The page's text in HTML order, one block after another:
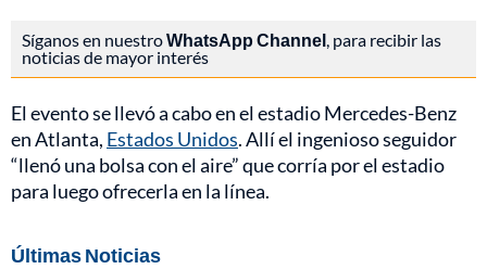
Síganos en nuestroWhatsApp Channel, para recibir las
noticias de mayor interés
El evento se llevó a cabo en el estadio Mercedes-Benz
en Atlanta, Estados Unidos. Allí el ingenioso seguidor
“llenó una bolsa con el aire” que corría por el estadio
para luego ofrecerla en la línea.
Últimas Noticias